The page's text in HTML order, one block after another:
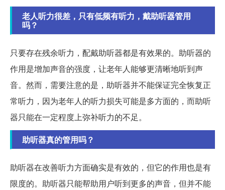
老人听力很差，只有低频有听力，戴助听器管用
吗？
只要存在残余听力，配戴助听器都是有效果的。助听器的
作用是增加声音的强度，让老年人能够更清晰地听到声
音。然而，需要注意的是，助听器并不能保证完全恢复正
常听力，因为老年人的听力损失可能是多方面的，而助听
器只能在一定程度上弥补听力的不足。
助听器真的管用吗？
助听器在改善听力方面确实是有效的，但它的作用也是有
限度的。助听器只能帮助用户听到更多的声音，但并不能